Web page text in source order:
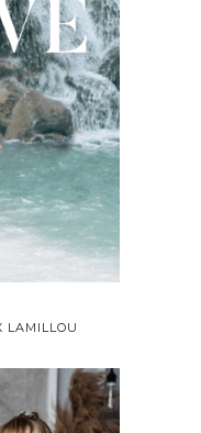
LAMILLOU